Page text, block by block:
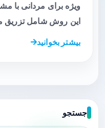
ویژه برای مردانی با
این روش شامل تزریق
بیشتر بخوانید
جستجو